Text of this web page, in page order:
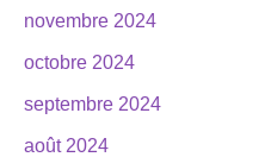
novembre 2024
octobre 2024
septembre 2024
août 2024